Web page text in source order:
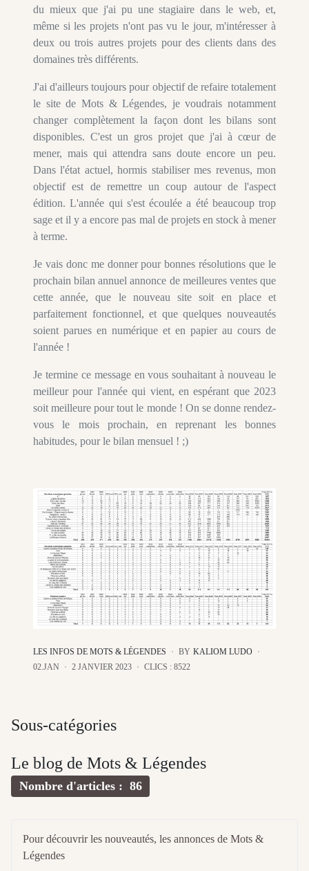
du mieux que j'ai pu une stagiaire dans le web, et,
même si les projets n'ont pas vu le jour, m'intéresser à
deux ou trois autres projets pour des clients dans des
domaines très différents.
J'ai d'ailleurs toujours pour objectif de refaire totalement
le site de Mots & Légendes, je voudrais notamment
changer complètement la façon dont les bilans sont
disponibles. C'est un gros projet que j'ai à cœur de
mener, mais qui attendra sans doute encore un peu.
Dans l'état actuel, hormis stabiliser mes revenus, mon
objectif est de remettre un coup autour de l'aspect
édition. L'année qui s'est écoulée a été beaucoup trop
sage et il y a encore pas mal de projets en stock à mener
à terme.
Je vais donc me donner pour bonnes résolutions que le
prochain bilan annuel annonce de meilleures ventes que
cette année, que le nouveau site soit en place et
parfaitement fonctionnel, et que quelques nouveautés
soient parues en numérique et en papier au cours de
l'année !
Je termine ce message en vous souhaitant à nouveau le
meilleur pour l'année qui vient, en espérant que 2023
soit meilleure pour tout le monde ! On se donne rendez-
vous le mois prochain, en reprenant les bonnes
habitudes, pour le bilan mensuel ! ;)
LES INFOS DE MOTS & LÉGENDES BY KALIOM LUDO
02.JAN
2 JANVIER 2023 CLICS : 8522
Sous-catégories
Le blog de Mots & Légendes
Nombre d'articles : 86
Pour découvrir les nouveautés, les annonces de Mots &
Légendes